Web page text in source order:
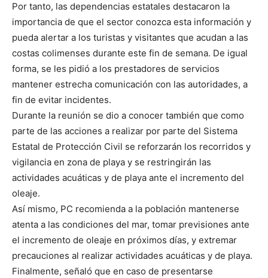
Por tanto, las dependencias estatales destacaron la
importancia de que el sector conozca esta información y
pueda alertar a los turistas y visitantes que acudan a las
costas colimenses durante este fin de semana. De igual
forma, se les pidió a los prestadores de servicios
mantener estrecha comunicación con las autoridades, a
fin de evitar incidentes.
Durante la reunión se dio a conocer también que como
parte de las acciones a realizar por parte del Sistema
Estatal de Protección Civil se reforzarán los recorridos y
vigilancia en zona de playa y se restringirán las
actividades acuáticas y de playa ante el incremento del
oleaje.
Así mismo, PC recomienda a la población mantenerse
atenta a las condiciones del mar, tomar previsiones ante
el incremento de oleaje en próximos días, y extremar
precauciones al realizar actividades acuáticas y de playa.
Finalmente, señaló que en caso de presentarse